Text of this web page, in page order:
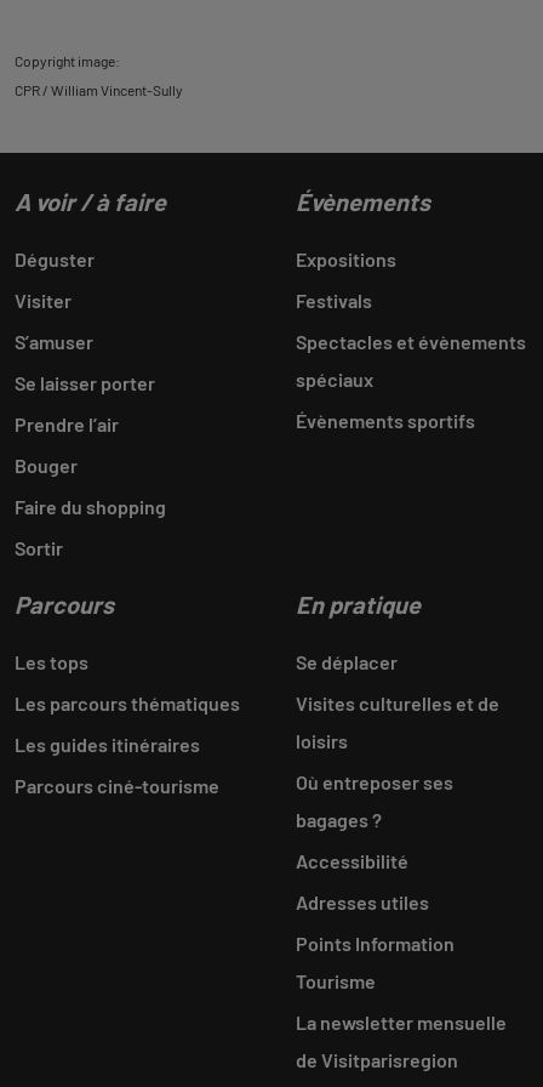
Copyright image:
CPR / William Vincent-Sully
A voir / à faire
Déguster
Visiter
S’amuser
Se laisser porter
Prendre l’air
Bouger
Faire du shopping
Sortir
Évènements
Expositions
Festivals
Spectacles et évènements
spéciaux
Évènements sportifs
Parcours
Les tops
Les parcours thématiques
Les guides itinéraires
Parcours ciné-tourisme
En pratique
Se déplacer
Visites culturelles et de
loisirs
Où entreposer ses
bagages ?
Accessibilité
Adresses utiles
Points Information
Tourisme
La newsletter mensuelle
de Visitparisregion